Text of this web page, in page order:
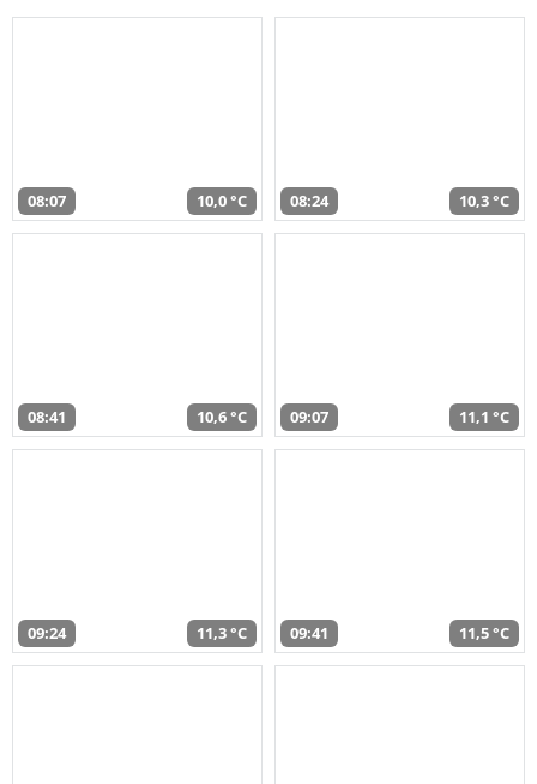
08:07 10,0 °C 08:24 10,3 °C
08:41 10,6 °C 09:07 11,1 °C
09:24 11,3 °C 09:41 11,5 °C